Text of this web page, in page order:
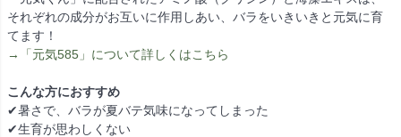
それぞれの成分がお互いに作用しあい、バラをいきいきと元気に育
てます！
→「元気585」について詳しくはこちら
こんな方におすすめ
✔暑さで、バラが夏バテ気味になってしまった
✔生育が思わしくない